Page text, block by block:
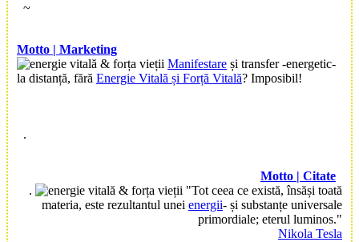
~
Motto | Marketing
Manifestare și transfer -energetic-
la distanță, fără Energie Vitală și Forță Vitală? Imposibil!
.
Motto | Citate
.
"Tot ceea ce există, însăși toată
materia, este rezultantul unei energii- și substanțe universale
primordiale; eterul luminos."
Nikola Tesla